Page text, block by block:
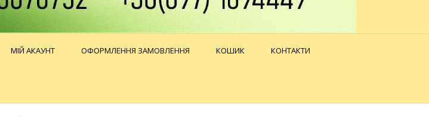
МІЙ АКАУНТ ОФОРМЛЕННЯ ЗАМОВЛЕННЯ КОШИК КОНТАКТИ